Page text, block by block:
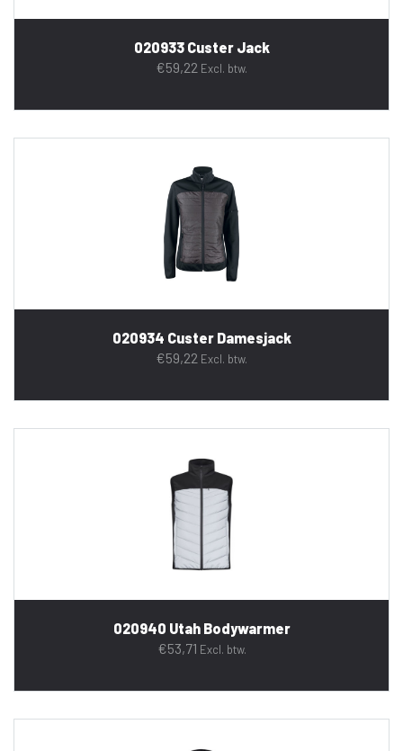
020933 Custer Jack
€59,22 Excl. btw.
020934 Custer Damesjack
€59,22 Excl. btw.
020940 Utah Bodywarmer
€53,71 Excl. btw.